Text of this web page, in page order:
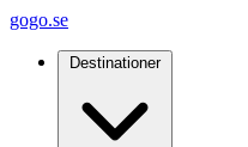
gogo.se
Destinationer